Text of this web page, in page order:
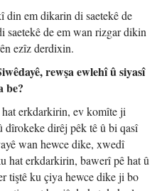
em dikarin di saetekê de
saetekê de em wan rizgar dikin
ezîz derdixin.
rewşa ewlehî û siyasî
be?
erkdarkirin, ev komîte ji
dîrokeke dirêj pêk tê û bi qasî
wan hewce dike, xwedî
hat erkdarkirin, bawerî pê hat û
tiştê ku çiya hewce dike ji bo